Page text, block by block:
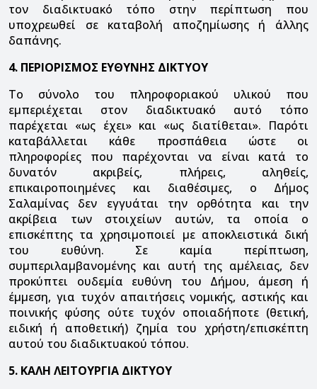
τον διαδικτυακό τόπο στην περίπτωση που
υποχρεωθεί σε καταβολή αποζημίωσης ή άλλης
δαπάνης.
4. ΠΕΡΙΟΡΙΣΜΟΣ ΕΥΘΥΝΗΣ ΔΙΚΤΥΟΥ
Το σύνολο του πληροφοριακού υλικού που
εμπεριέχεται στον διαδικτυακό αυτό τόπο
παρέχεται «ως έχει» και «ως διατίθεται». Παρότι
καταβάλλεται κάθε προσπάθεια ώστε οι
πληροφορίες που παρέχονται να είναι κατά το
δυνατόν ακριβείς, πλήρεις, αληθείς,
επικαιροποιημένες και διαθέσιμες, ο Δήμος
Σαλαμίνας δεν εγγυάται την ορθότητα και την
ακρίβεια των στοιχείων αυτών, τα οποία ο
επισκέπτης τα χρησιμοποιεί με αποκλειστικά δική
του ευθύνη. Σε καμία περίπτωση,
συμπεριλαμβανομένης και αυτή της αμέλειας, δεν
προκύπτει ουδεμία ευθύνη του Δήμου, άμεση ή
έμμεση, για τυχόν απαιτήσεις νομικής, αστικής και
ποινικής φύσης ούτε τυχόν οποιαδήποτε (θετική,
ειδική ή αποθετική) ζημία του χρήστη/επισκέπτη
αυτού του διαδικτυακού τόπου.
5. ΚΑΛΗ ΛΕΙΤΟΥΡΓΙΑ ΔΙΚΤΥΟΥ